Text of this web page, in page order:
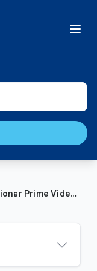
Gestionar Prime Video | Móvil